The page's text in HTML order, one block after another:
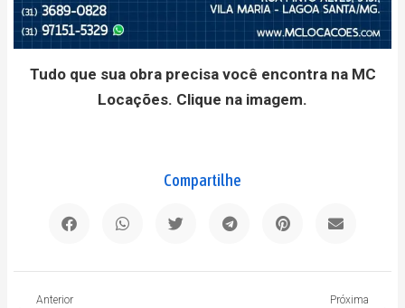
Tudo que sua obra precisa você encontra na MC
Locações. Clique na imagem.
Compartilhe
Anterior Próxima